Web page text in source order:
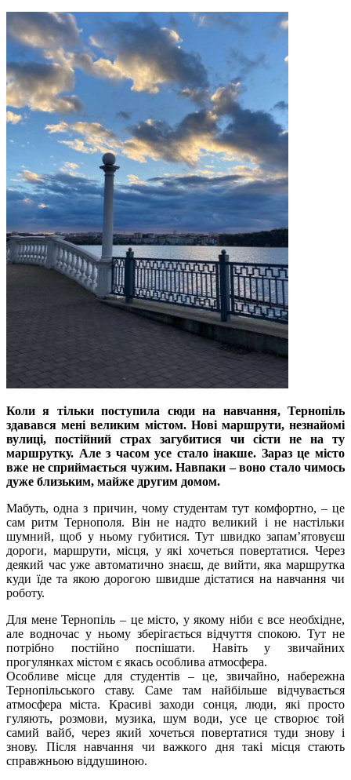
Коли я тільки поступила сюди на навчання, Тернопіль
здавався мені великим містом. Нові маршрути, незнайомі
вулиці, постійний страх загубитися чи сісти не на ту
маршрутку. Але з часом усе стало інакше. Зараз це місто
вже не сприймається чужим. Навпаки – воно стало чимось
дуже близьким, майже другим домом.
Мабуть, одна з причин, чому студентам тут комфортно, – це
сам ритм Тернополя. Він не надто великий і не настільки
шумний, щоб у ньому губитися. Тут швидко запам’ятовуєш
дороги, маршрути, місця, у які хочеться повертатися. Через
деякий час уже автоматично знаєш, де вийти, яка маршрутка
куди їде та якою дорогою швидше дістатися на навчання чи
роботу.
Для мене Тернопіль – це місто, у якому ніби є все необхідне,
але водночас у ньому зберігається відчуття спокою. Тут не
потрібно постійно поспішати. Навіть у звичайних
прогулянках містом є якась особлива атмосфера.
Особливе місце для студентів – це, звичайно, набережна
Тернопільського ставу. Саме там найбільше відчувається
атмосфера міста. Красиві заходи сонця, люди, які просто
гуляють, розмови, музика, шум води, усе це створює той
самий вайб, через який хочеться повертатися туди знову і
знову. Після навчання чи важкого дня такі місця стають
справжньою віддушиною.